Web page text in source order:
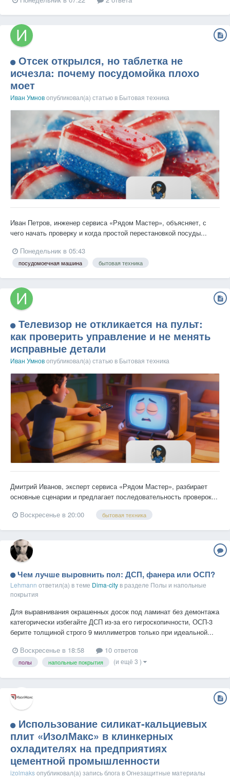
Отсек открылся, но таблетка не
исчезла: почему посудомойка плохо
моет
Иван Умновопубликовал(а) статью в Бытовая техника
Иван Петров, инженер сервиса «Рядом Мастер», объясняет, с
чего начать проверку и когда простой перестановкой посуды...
Понедельник в 05:43
посудомоечная машина бытовая техника
Телевизор не откликается на пульт:
как проверить управление и не менять
исправные детали
Иван Умновопубликовал(а) статью в Бытовая техника
Дмитрий Иванов, эксперт сервиса «Рядом Мастер», разбирает
основные сценарии и предлагает последовательность проверок...
Воскресенье в 20:00
бытовая техника
Чем лучше выровнить пол: ДСП, фанера или ОСП?
Lehmann ответил(а) в теме Dima-city в разделе Полы и напольные
покрытия
Для выравнивания окрашенных досок под ламинат без демонтажа
категорически избегайте ДСП из-за его гигроскопичности, ОСП-3
берите толщиной строго 9 миллиметров только при идеальной...
Воскресенье в 18:58
10 ответов
полы напольные покрытия (и ещё 3 )
Использование силикат‑кальциевых
плит «ИзолМакс» в клинкерных
охладителях на предприятиях
цементной промышленности
izolmaksопубликовал(а) запись блога вОгнезащитные материалы